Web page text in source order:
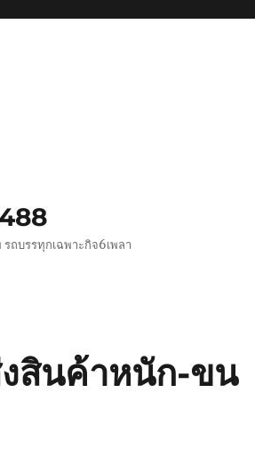
ถบรรทุกเฉพาะกิจ6เพลา
สินค้าหนัก-ขน